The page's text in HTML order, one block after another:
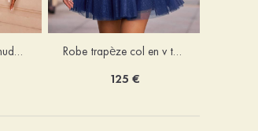
Fourreau épaule dénudée soie comme du satin courte/mini robe de fête de la rentrée Robe trapèze col en v tulle courte/mini robe de fête de la rentrée avec poches paillettes
125 €